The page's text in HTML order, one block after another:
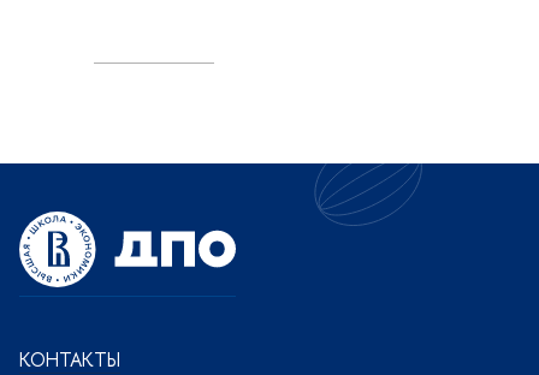
КОНТАКТЫ